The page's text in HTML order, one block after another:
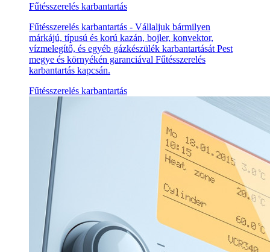
Fűtésszerelés karbantartás
Fűtésszerelés karbantartás - Vállaljuk bármilyen
márkájú, típusú és korú kazán, bojler, konvektor,
vízmelegítő, és egyéb gázkészülék karbantartását Pest
megye és környékén garanciával Fűtésszerelés
karbantartás kapcsán.
Fűtésszerelés karbantartás